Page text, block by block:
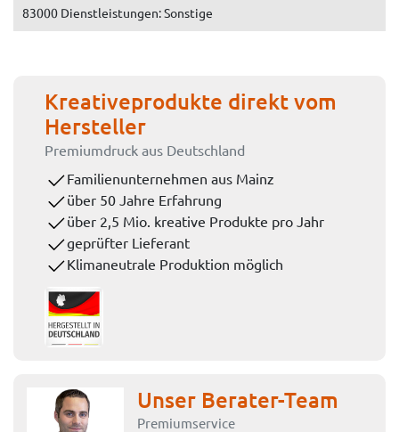
83000 Dienstleistungen: Sonstige
Kreativeprodukte direkt vom
Hersteller
Premiumdruck aus Deutschland
Familienunternehmen aus Mainz
über 50 Jahre Erfahrung
über 2,5 Mio. kreative Produkte pro Jahr
geprüfter Lieferant
Klimaneutrale Produktion möglich
Unser Berater-Team
Premiumservice